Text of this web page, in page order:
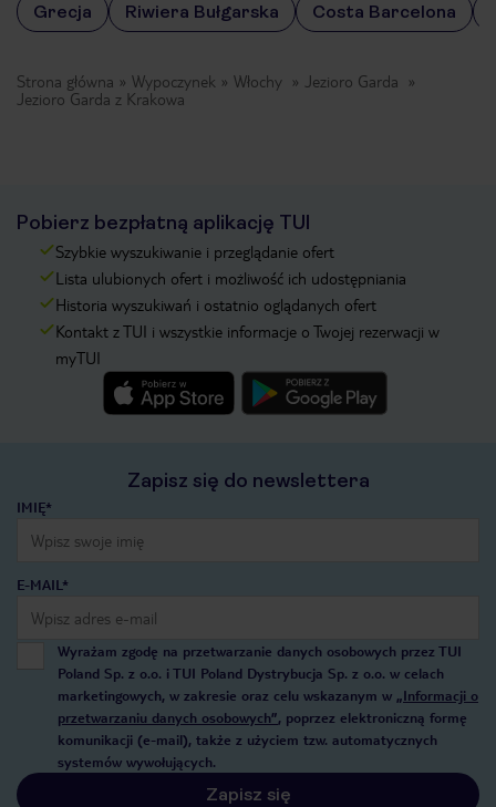
Grecja
Riwiera Bułgarska Costa Barcelona
Strona główna Wypoczynek Włochy
Jezioro Garda
Jezioro Garda z Krakowa
Pobierz bezpłatną aplikację TUI
Szybkie wyszukiwanie i przeglądanie ofert
Lista ulubionych ofert i możliwość ich udostępniania
Historia wyszukiwań i ostatnio oglądanych ofert
Kontakt z TUI i wszystkie informacje o Twojej rezerwacji w
myTUI
Zapisz się do newslettera
IMIĘ*
E-MAIL*
Wyrażam zgodę na przetwarzanie danych osobowych przez TUI
Poland Sp. z o.o. i TUI Poland Dystrybucja Sp. z o.o. w celach
marketingowych, w zakresie oraz celu wskazanym w „Informacji o
przetwarzaniu danych osobowych”, poprzez elektroniczną formę
komunikacji (e-mail), także z użyciem tzw. automatycznych
systemów wywołujących.
Zapisz się